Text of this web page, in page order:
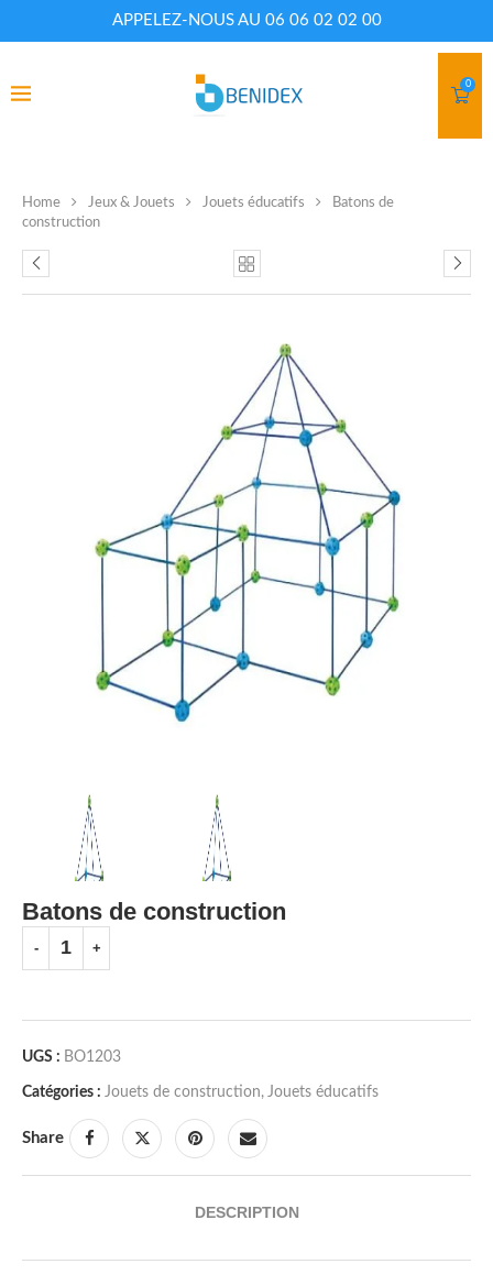
APPELEZ-NOUS AU 06 06 02 02 00
0
Home Jeux & Jouets Jouets éducatifs
Batons de
construction
Batons de construction
UGS : BO1203
Catégories : Jouets de construction, Jouets éducatifs
Share
DESCRIPTION